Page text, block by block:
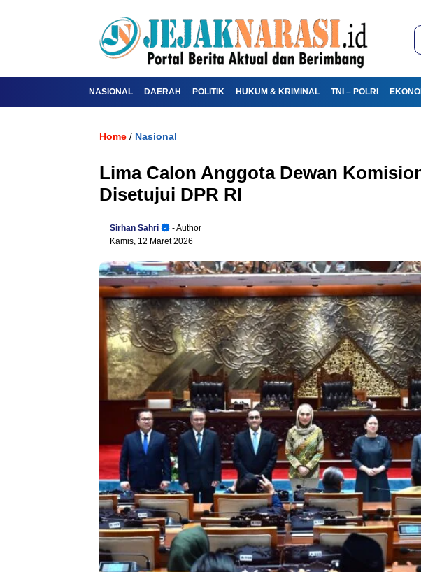
NASIONAL DAERAH POLITIK HUKUM & KRIMINAL TNI – POLRI
Home / Nasional
Lima Calon Anggota Dewan
Disetujui DPR RI
Sirhan Sahri
- Author
Kamis, 12 Maret 2026